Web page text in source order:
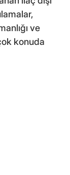
ve
konuda